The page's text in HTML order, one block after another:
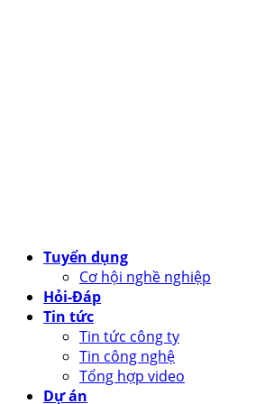
Tuyển dụng
Cơ hội nghề nghiệp
Hỏi-Đáp
Tin tức
Tin tức công ty
Tin công nghệ
Tổng hợp video
Dự án